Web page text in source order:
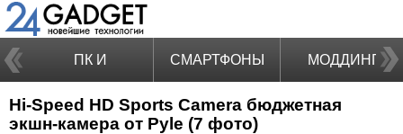
ПК И
НОУТБУКИ
СМАРТФОНЫ МОДДИНГ
Hi-Speed HD Sports Camera бюджетная
экшн-камера от Pyle (7 фото)